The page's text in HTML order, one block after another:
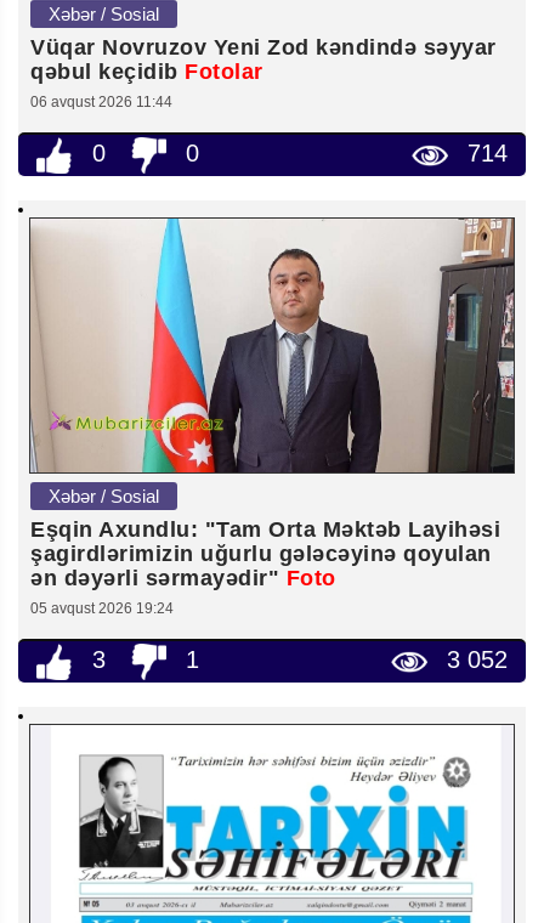
Xəbər / Sosial
Vüqar Novruzov Yeni Zod kəndində səyyar
qəbul keçidib Fotolar
06 avqust 2026 11:44
0 0 714
Xəbər / Sosial
Eşqin Axundlu: "Tam Orta Məktəb Layihəsi
şagirdlərimizin uğurlu gələcəyinə qoyulan
ən dəyərli sərmayədir" Foto
05 avqust 2026 19:24
3 1 3 052